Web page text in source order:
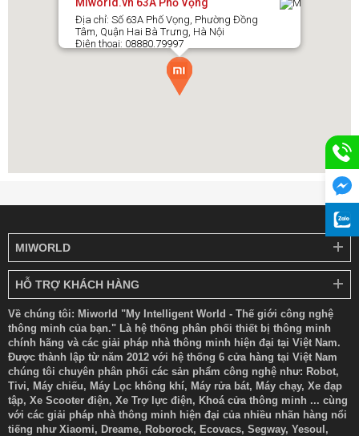
Địa chỉ: Số 63A Phố Vọng, Phường Đồng
Tâm, Quận Hai Bà Trưng, Hà Nội
Điện thoại: 08880.79997
MIWORLD
HỖ TRỢ KHÁCH HÀNG
Về chúng tôi: Miworld "My Intelligent World - Thế giới công nghệ
thông minh của bạn." Là hệ thống phân phối thiết bị thông minh
chính hãng và các giải pháp nhà thông minh hiện đại tại Việt Nam.
Được thành lập từ năm 2012 với hệ thống 6 cửa hàng tại Việt Nam
chúng tôi chuyên phân phối các sản phẩm công nghệ như: Robot,
Tivi, Máy chiếu, Máy Lọc không khí, Máy rửa bát, Máy chạy, Xe đạp
tập, Xe Scooter điện, Xe Trợ lực điện, Khoá cửa thông minh ... cùng
với các giải pháp nhà thông minh hiện đại của nhiều nhãn hàng nổi
tiếng như Xiaomi, Dreame, Roborock, Ecovacs, Segway, Yesoul,